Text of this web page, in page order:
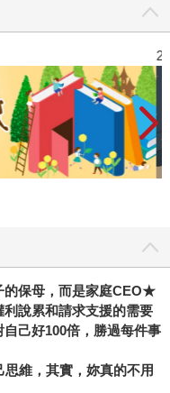
的保母，而是家庭CEO★
說累和請求支援的需要
己好100倍，勝過每件事
維，其實，妳真的不用